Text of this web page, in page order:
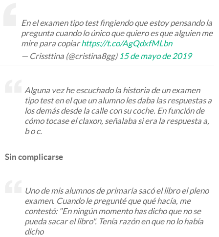
En el examen tipo test fingiendo que estoy pensando la
pregunta cuando lo único que quiero es que alguien me
mire para copiarhttps://t.co/AgQdxfMLbn
— Crissttina (@cristina8gg) 15 de mayo de 2019
Alguna vez he escuchado la historia de un examen
tipo test en el que un alumno les daba las respuestas a
los demás desde la calle con su coche. En función de
cómo tocase el claxon, señalaba si era la respuesta a,
b o c.
Sin complicarse
Uno de mis alumnos de primaria sacó el libro el pleno
examen. Cuando le pregunté que qué hacía, me
contestó: "En ningún momento has dicho que no se
pueda sacar el libro". Tenía razón en que no lo había
dicho